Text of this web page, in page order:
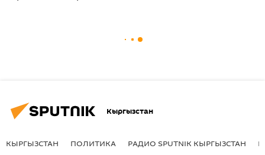
Кыргызстан
КЫРГЫЗСТАН ПОЛИТИКА РАДИО SPUTNIK КЫРГЫЗСТАН